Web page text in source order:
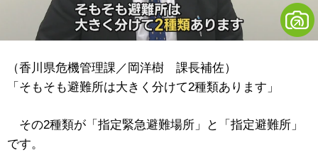
（香川県危機管理課／岡洋樹 課長補佐）
「そもそも避難所は大きく分けて2種類あります」
その2種類が「指定緊急避難場所」と「指定避難所」
です。